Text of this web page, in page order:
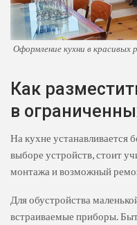
Оформление кухни в
Как
в
На кухне устанавливается
выборе устройств, стоит
монтажа и возможный
Для обустройства
встраиваемые приборы.